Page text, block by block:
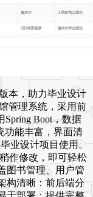
本，助力毕业设计
管理系统，采用前
Spring Boot，数据
功能丰富，界面清
业设计项目使用。
作修改，即可轻松
图书管理、用户管
构清晰：前后端分